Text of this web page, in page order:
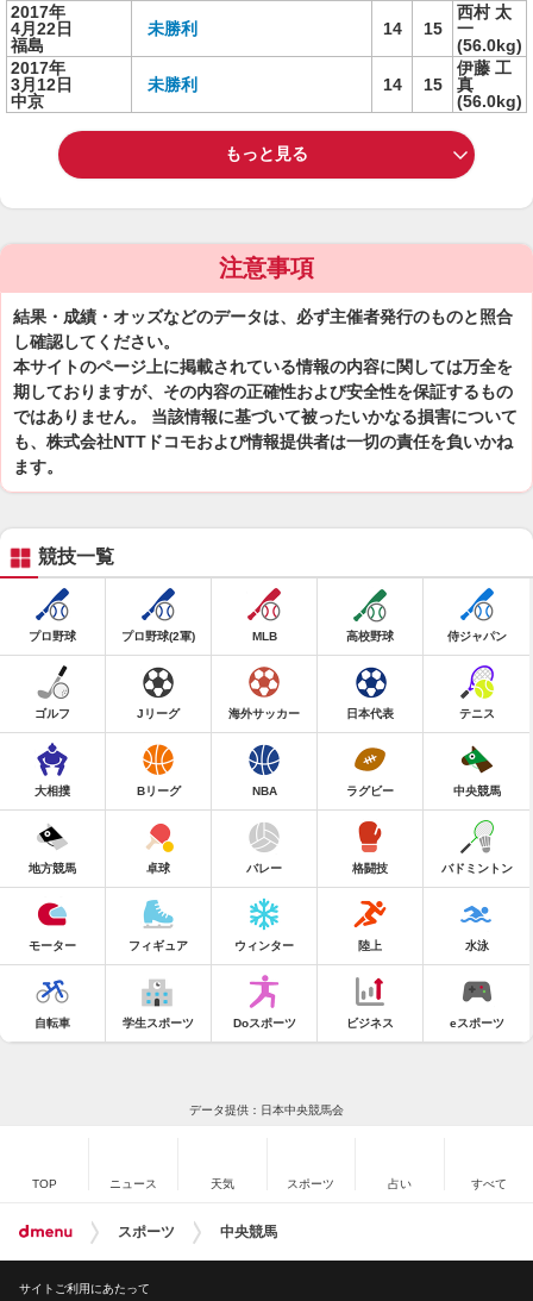
2017年
4月22日
福島
未勝利 14 15
西村 太
一
(56.0kg)
2017年
3月12日
中京
未勝利 14 15
伊藤 工
真
(56.0kg)
もっと見る
注意事項
結果・成績・オッズなどのデータは、必ず主催者発行のものと照合
し確認してください。
本サイトのページ上に掲載されている情報の内容に関しては万全を
期しておりますが、その内容の正確性および安全性を保証するもの
ではありません。 当該情報に基づいて被ったいかなる損害について
も、株式会社NTTドコモおよび情報提供者は一切の責任を負いかね
ます。
競技一覧
プロ野球 プロ野球(2軍) MLB 高校野球 侍ジャパン
ゴルフ Jリーグ 海外サッカー 日本代表 テニス
大相撲 Bリーグ NBA ラグビー 中央競馬
地方競馬 卓球 バレー 格闘技 バドミントン
モーター フィギュア ウィンター 陸上 水泳
自転車 学生スポーツ Doスポーツ ビジネス eスポーツ
データ提供：日本中央競馬会
TOP ニュース 天気 スポーツ 占い すべて
スポーツ 中央競馬
サイトご利用にあたって